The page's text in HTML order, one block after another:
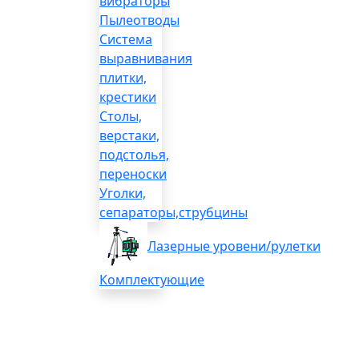
Пылеотводы
Система
выравнивания
плитки,
крестики
Столы,
верстаки,
подстолья,
переноски
Уголки,
сепараторы,струбцины
Лазерные уровени/рулетки
Комплектующие